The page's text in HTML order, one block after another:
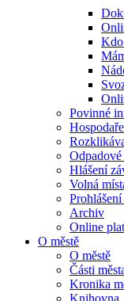
Povinné
Hlášení
Volná
Archiv
Online
O městě
O městě
Části
Kronika
Knihovna